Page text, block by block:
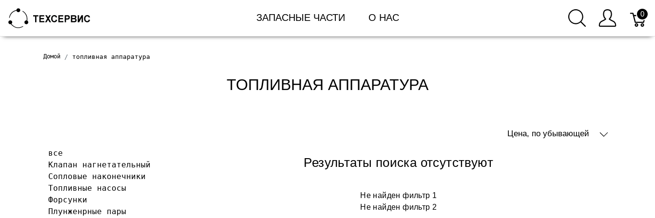
ЗАПАСНЫЕ ЧАСТИ О НАС 0
Домой топливная аппаратура
ТОПЛИВНАЯ АППАРАТУРА
Цена, по убывающей
все
Клапан нагнетательный
Сопловые наконечники
Топливные насосы
Форсунки
Плунженрные пары
Результаты поиска отсутствуют
Не найден фильтр 1
Не найден фильтр 2